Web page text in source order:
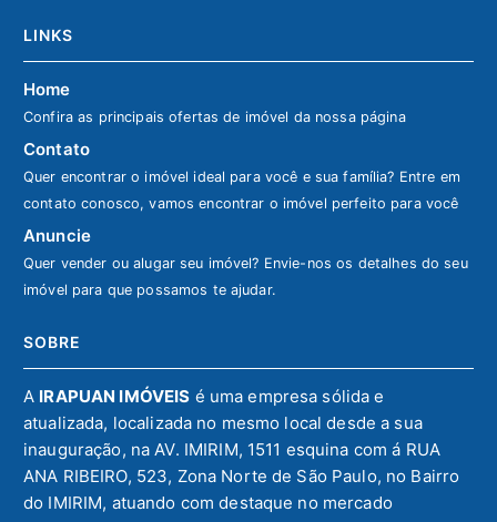
LINKS
Home
Confira as principais ofertas de imóvel da nossa página
Contato
Quer encontrar o imóvel ideal para você e sua família? Entre em
contato conosco, vamos encontrar o imóvel perfeito para você
Anuncie
Quer vender ou alugar seu imóvel? Envie-nos os detalhes do seu
imóvel para que possamos te ajudar.
SOBRE
A IRAPUAN IMÓVEIS é uma empresa sólida e
atualizada, localizada no mesmo local desde a sua
inauguração, na AV. IMIRIM, 1511 esquina com á RUA
ANA RIBEIRO, 523, Zona Norte de São Paulo, no Bairro
do IMIRIM, atuando com destaque no mercado